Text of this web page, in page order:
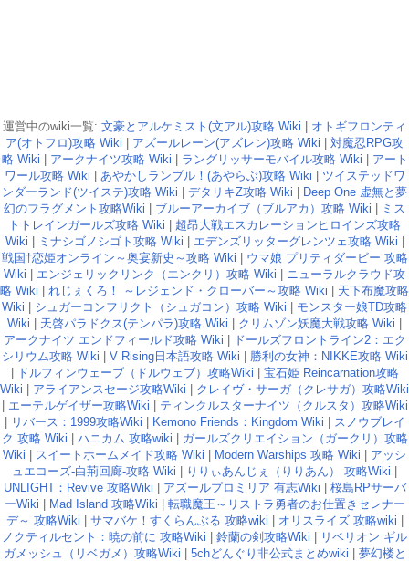
運営中のwiki一覧: 文豪とアルケミスト(文アル)攻略 Wiki
オトギフロンティ
ア(オトフロ)攻略 Wiki
アズールレーン(アズレン)攻略 Wiki
対魔忍RPG攻
略 Wiki
アークナイツ攻略 Wiki ラングリッサーモバイル攻略 Wiki
アート
ワール攻略 Wiki
あやかしランブル！(あやらぶ)攻略 Wiki
ツイステッドワ
ンダーランド(ツイステ)攻略 Wiki
デタリキZ攻略 Wiki
Deep One 虚無と夢
幻のフラグメント攻略Wiki
ブルーアーカイブ（ブルアカ）攻略 Wiki
ミス
トトレインガールズ攻略 Wiki
超昂大戦エスカレーションヒロインズ攻略
Wiki
ミナシゴノシゴト攻略 Wiki エデンズリッターグレンツェ攻略 Wiki
戦国†恋姫オンライン～奥宴新史～攻略 Wiki
ウマ娘 プリティダービー 攻略
Wiki
エンジェリックリンク（エンクリ）攻略 Wiki
ニューラルクラウド攻
略 Wiki
れじぇくろ！ ～レジェンド・クローバー～攻略 Wiki
天下布魔攻略
Wiki
シュガーコンフリクト（シュガコン）攻略 Wiki
モンスター娘TD攻略
Wiki
天啓パラドクス(テンパラ)攻略 Wiki クリムゾン妖魔大戦攻略 Wiki
アークナイツ エンドフィールド攻略 Wiki
ドールズフロントライン2：エク
シリウム攻略 Wiki
V Rising日本語攻略 Wiki
勝利の女神：NIKKE攻略 Wiki
ドルフィンウェーブ（ドルウェブ）攻略Wiki
宝石姫 Reincarnation攻略
Wiki
アライアンスセージ攻略Wiki
クレイヴ・サーガ（クレサガ）攻略Wiki
エーテルゲイザー攻略Wiki
ティンクルスターナイツ（クルスタ）攻略Wiki
リバース：1999攻略Wiki Kemono Friends：Kingdom Wiki
スノウブレイ
ク 攻略 Wiki
ハニカム 攻略wiki
ガールズクリエイション（ガークリ）攻略
Wiki
スイートホームメイド攻略 Wiki Modern Warships 攻略 Wiki
アッシ
ュエコーズ-白荊回廊-攻略 Wiki
りりぃあんじぇ（りりあん） 攻略Wiki
UNLIGHT：Revive 攻略Wiki
アズールプロミリア 有志Wiki
桜島RPサーバ
ーWiki
Mad Island 攻略Wiki
転職魔王～リストラ勇者のお仕置きセレナー
デ～ 攻略Wiki
サマバケ！すくらんぶる 攻略wiki オリスライズ 攻略wiki
ノクティルセント：暁の前に 攻略Wiki
鈴蘭の剣攻略Wiki
リベリオン ギル
ガメッシュ（リベガメ）攻略Wiki
5chどんぐり非公式まとめwiki
夢幻楼と